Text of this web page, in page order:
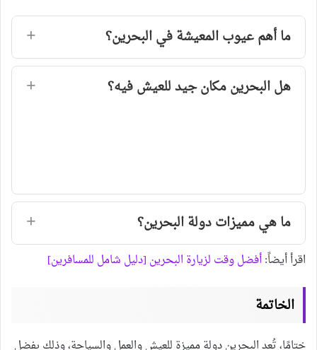
ما أهم عيوب المعيشة في البحرين؟
هل البحرين مكان جيد للعيش فيه؟
ما هي مميزات دولة البحرين؟
اقرأ أيضاً:أفضل وقت لزيارة البحرين [دليل شامل للمسافرين]
الخاتمة
ختامًا، تُعد البحرين دولة مميزة للعيش والعمل والسياحة، وذلك بفضل